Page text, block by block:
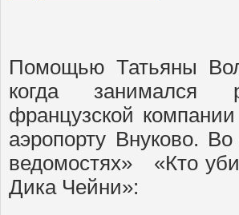
Помощью Татьяны
когда занимался
французской
аэропорту Внуково.
ведомостях» «Кто
Дика Чейни»: